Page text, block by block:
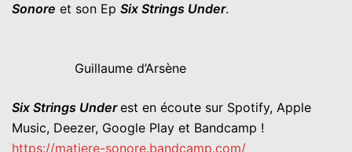
Sonore et son Ep Six Strings Under.
Guillaume d’Arsène
Six Strings Underest en écoute sur Spotify, Apple
Music, Deezer, Google Play et Bandcamp !
https://matiere-sonore.bandcamp.com/